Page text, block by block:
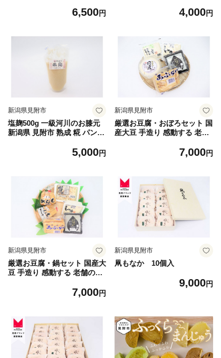
6,500円 4,000円
新潟県見附市
塩麹500g 一級河川のお膝元
新潟県 見附市 熟成 糀 パン作
5,000円
新潟県見附市
厳選お豆腐・おぼろセット 国
産大豆 手造り 感動する 老舗
7,000円
新潟県見附市
厳選お豆腐・鍋セット 国産大
豆 手造り 感動する 老舗の味
7,000円
新潟県見附市
凧もなか 10個入
9,000円